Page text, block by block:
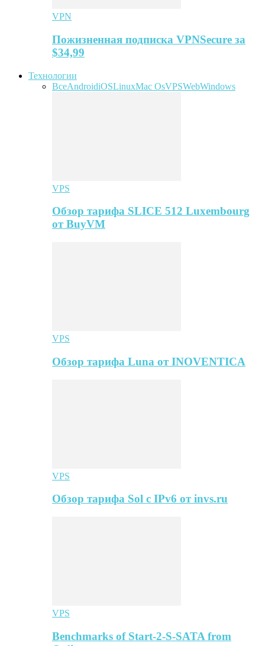
VPN
Пожизненная подписка VPNSecure за
$34,99
Технологии
ВсеAndroidiOSLinuxMac OsVPSWebWindows
VPS
Обзор тарифа SLICE 512 Luxembourg
от BuyVM
VPS
Обзор тарифа Luna от INOVENTICA
VPS
Обзор тарифа Sol с IPv6 от invs.ru
VPS
Benchmarks of Start-2-S-SATA from